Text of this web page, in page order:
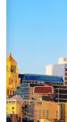
haut et vers le